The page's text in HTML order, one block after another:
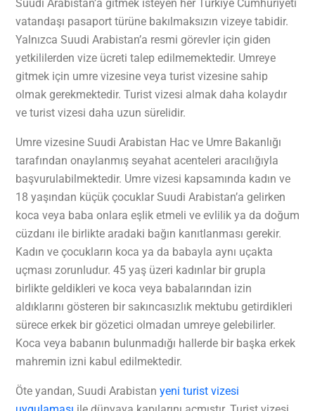
Suudi Arabistan’a gitmek isteyen her Türkiye Cumhuriyeti
vatandaşı pasaport türüne bakılmaksızın vizeye tabidir.
Yalnızca Suudi Arabistan’a resmi görevler için giden
yetkililerden vize ücreti talep edilmemektedir. Umreye
gitmek için umre vizesine veya turist vizesine sahip
olmak gerekmektedir. Turist vizesi almak daha kolaydır
ve turist vizesi daha uzun sürelidir.
Umre vizesine Suudi Arabistan Hac ve Umre Bakanlığı
tarafından onaylanmış seyahat acenteleri aracılığıyla
başvurulabilmektedir. Umre vizesi kapsamında kadın ve
18 yaşından küçük çocuklar Suudi Arabistan’a gelirken
koca veya baba onlara eşlik etmeli ve evlilik ya da doğum
cüzdanı ile birlikte aradaki bağın kanıtlanması gerekir.
Kadın ve çocukların koca ya da babayla aynı uçakta
uçması zorunludur. 45 yaş üzeri kadınlar bir grupla
birlikte geldikleri ve koca veya babalarından izin
aldıklarını gösteren bir sakıncasızlık mektubu getirdikleri
sürece erkek bir gözetici olmadan umreye gelebilirler.
Koca veya babanın bulunmadığı hallerde bir başka erkek
mahremin izni kabul edilmektedir.
Öte yandan, Suudi Arabistan yeni turist vizesi